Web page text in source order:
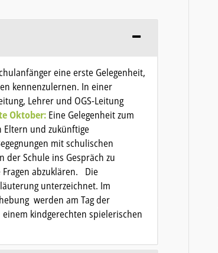
eine erste Gelegenheit,
kennenzulernen. In einer
Lehrer und OGS-Leitung
Oktober: Eine Gelegenheit zum
Eltern und zukünftige
mit schulischen
der Schule ins Gespräch zu
abzuklären. Die
unterzeichnet. Im
werden am Tag der
kindgerechten spielerischen